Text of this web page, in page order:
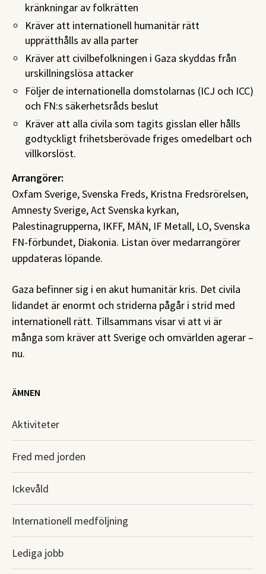
kränkningar av folkrätten
Kräver att internationell humanitär rätt
upprätthålls av alla parter
Kräver att civilbefolkningen i Gaza skyddas från
urskillningslösa attacker
Följer de internationella domstolarnas (ICJ och ICC)
och FN:s säkerhetsråds beslut
Kräver att alla civila som tagits gisslan eller hålls
godtyckligt frihetsberövade friges omedelbart och
villkorslöst.
Arrangörer:
Oxfam Sverige, Svenska Freds, Kristna Fredsrörelsen,
Amnesty Sverige, Act Svenska kyrkan,
Palestinagrupperna, IKFF, MÄN, IF Metall, LO, Svenska
FN-förbundet, Diakonia. Listan över medarrangörer
uppdateras löpande.
Gaza befinner sig i en akut humanitär kris. Det civila
lidandet är enormt och striderna pågår i strid med
internationell rätt. Tillsammans visar vi att vi är
många som kräver att Sverige och omvärlden agerar –
nu.
ÄMNEN
Aktiviteter
Fred med jorden
Ickevåld
Internationell medföljning
Lediga jobb